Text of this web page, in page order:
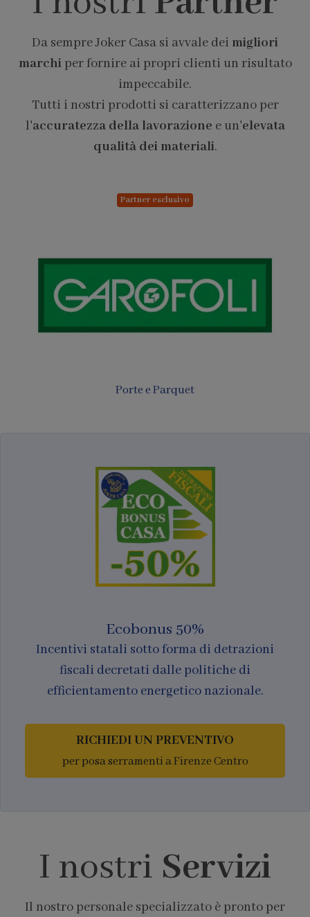
Da sempre Joker Casa si avvale dei migliori
marchiper fornire ai propri clienti un risultato
impeccabile.
Tutti i nostri prodotti si caratterizzano per
l'accuratezza della lavorazione e un'elevata
qualità dei materiali.
Partner esclusivo
Porte e Parquet
Ecobonus 50%
Incentivi statali sotto forma di detrazioni
fiscali decretati dalle politiche di
efficientamento energetico nazionale.
RICHIEDI UN PREVENTIVO
per posa serramenti a Firenze Centro
I nostri Servizi
Il nostro personale specializzato è pronto per